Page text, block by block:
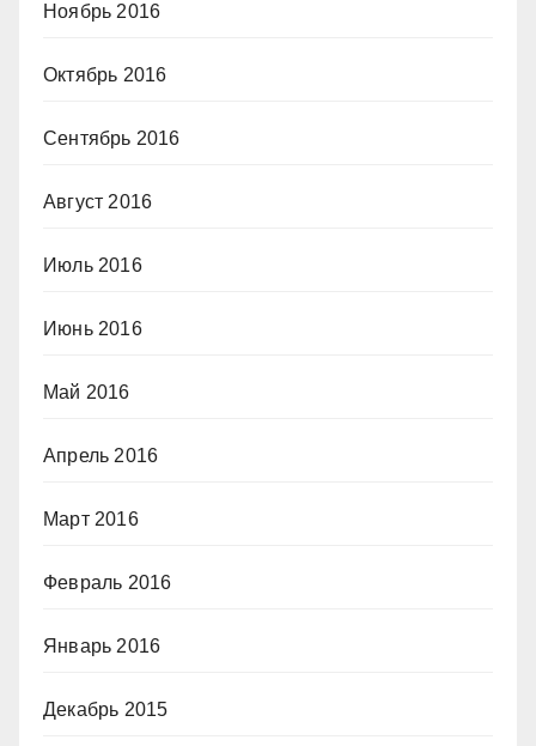
Ноябрь 2016
Октябрь 2016
Сентябрь 2016
Август 2016
Июль 2016
Июнь 2016
Май 2016
Апрель 2016
Март 2016
Февраль 2016
Январь 2016
Декабрь 2015